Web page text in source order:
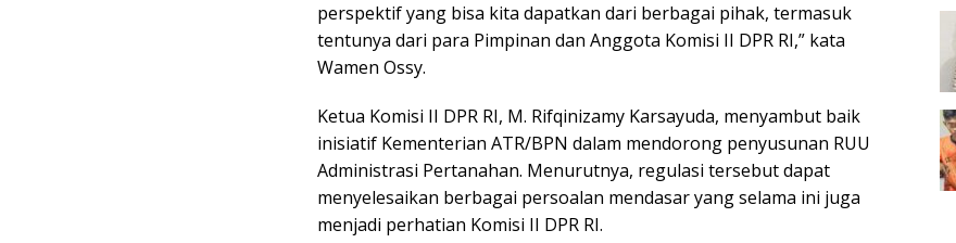
perspektif yang bisa kita dapatkan dari berbagai pihak, termasuk
tentunya dari para Pimpinan dan Anggota Komisi II DPR RI,” kata
Wamen Ossy.
Ketua Komisi II DPR RI, M. Rifqinizamy Karsayuda, menyambut baik
inisiatif Kementerian ATR/BPN dalam mendorong penyusunan RUU
Administrasi Pertanahan. Menurutnya, regulasi tersebut dapat
menyelesaikan berbagai persoalan mendasar yang selama ini juga
menjadi perhatian Komisi II DPR RI.